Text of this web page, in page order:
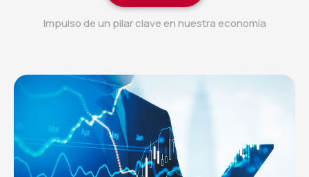
Impulso de un pilar clave en nuestra economía